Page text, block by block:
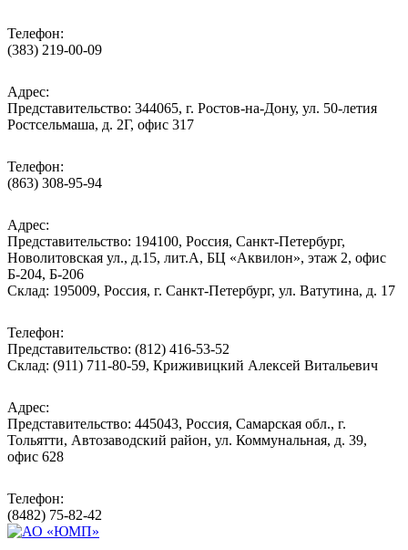
Телефон:
(383) 219-00-09
Адрес:
Представительство: 344065, г. Ростов-на-Дону, ул. 50-летия
Ростсельмаша, д. 2Г, офис 317
Телефон:
(863) 308-95-94
Адрес:
Представительство: 194100, Россия, Санкт-Петербург,
Новолитовская ул., д.15, лит.А, БЦ «Аквилон», этаж 2, офис
Б-204, Б-206
Склад: 195009, Россия, г. Санкт-Петербург, ул. Ватутина, д. 17
Телефон:
Представительство: (812) 416-53-52
Склад: (911) 711-80-59, Криживицкий Алексей Витальевич
Адрес:
Представительство: 445043, Россия, Самарская обл., г.
Тольятти, Автозаводский район, ул. Коммунальная, д. 39,
офис 628
Телефон:
(8482) 75-82-42